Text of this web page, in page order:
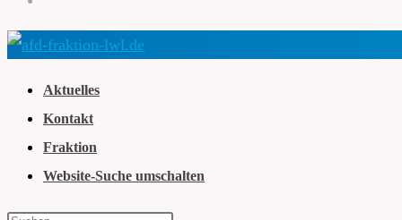
Aktuelles
Kontakt
Fraktion
Website-Suche umschalten